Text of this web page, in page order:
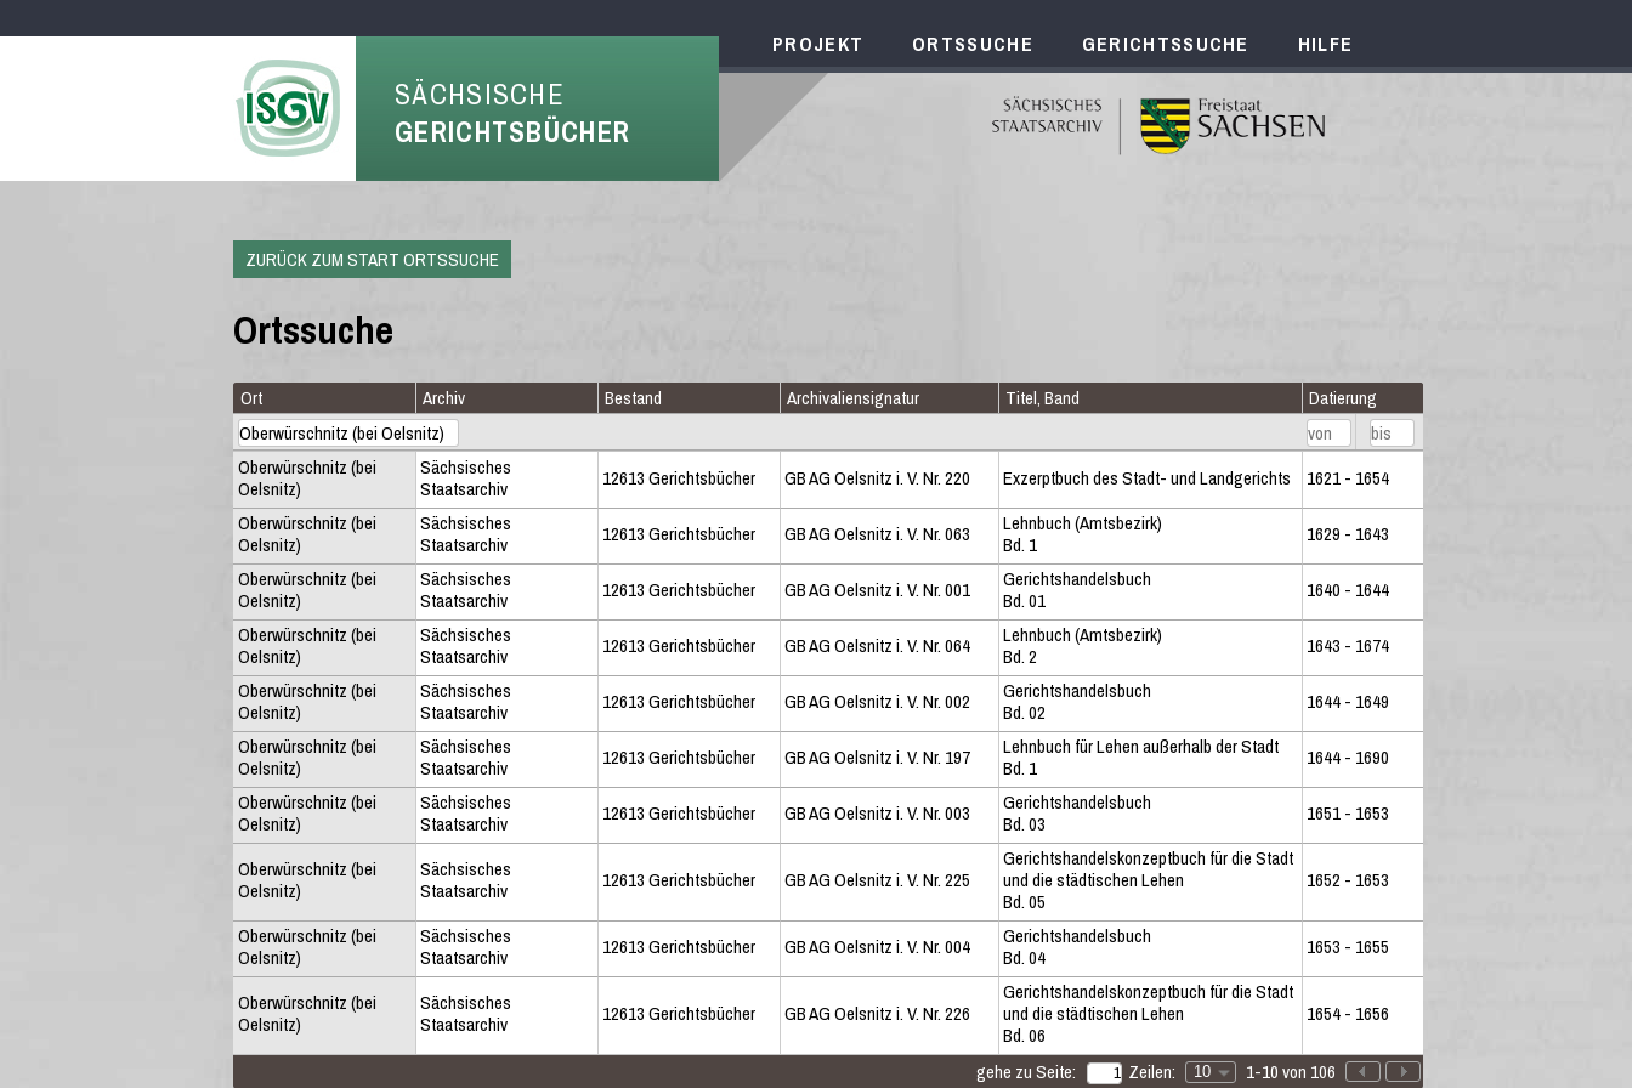
SÄCHSISCHE
GERICHTSBÜCHER
PROJEKT ORTSSUCHE GERICHTSSUCHE HILFE
ZURÜCK ZUM START ORTSSUCHE
Ortssuche
Ort Archiv Bestand Archivaliensignatur Titel, Band Datierung
Oberwürschnitz (bei
Oelsnitz)
Sächsisches
Staatsarchiv
12613 Gerichtsbücher GB AG Oelsnitz i. V. Nr. 220 Exzerptbuch des Stadt- und Landgerichts
1621 - 1654
Oberwürschnitz (bei
Oelsnitz)
Sächsisches
Staatsarchiv
12613 Gerichtsbücher GB AG Oelsnitz i. V. Nr. 063
Lehnbuch (Amtsbezirk)
Bd. 1
1629 - 1643
Oberwürschnitz (bei
Oelsnitz)
Sächsisches
Staatsarchiv
12613 Gerichtsbücher GB AG Oelsnitz i. V. Nr. 001
Gerichtshandelsbuch
Bd. 01
1640 - 1644
Oberwürschnitz (bei
Oelsnitz)
Sächsisches
Staatsarchiv
12613 Gerichtsbücher GB AG Oelsnitz i. V. Nr. 064
Lehnbuch (Amtsbezirk)
Bd. 2
1643 - 1674
Oberwürschnitz (bei
Oelsnitz)
Sächsisches
Staatsarchiv
12613 Gerichtsbücher GB AG Oelsnitz i. V. Nr. 002
Gerichtshandelsbuch
Bd. 02
1644 - 1649
Oberwürschnitz (bei
Oelsnitz)
Sächsisches
Staatsarchiv
12613 Gerichtsbücher GB AG Oelsnitz i. V. Nr. 197
Lehnbuch für Lehen außerhalb der Stadt
Bd. 1
1644 - 1690
Oberwürschnitz (bei
Oelsnitz)
Sächsisches
Staatsarchiv
12613 Gerichtsbücher GB AG Oelsnitz i. V. Nr. 003
Gerichtshandelsbuch
Bd. 03
1651 - 1653
Oberwürschnitz (bei
Oelsnitz)
Sächsisches
Staatsarchiv
12613 Gerichtsbücher GB AG Oelsnitz i. V. Nr. 225
Gerichtshandelskonzeptbuch für die Stadt
und die städtischen Lehen
Bd. 05
1652 - 1653
Oberwürschnitz (bei
Oelsnitz)
Sächsisches
Staatsarchiv
12613 Gerichtsbücher GB AG Oelsnitz i. V. Nr. 004
Gerichtshandelsbuch
Bd. 04
1653 - 1655
Oberwürschnitz (bei
Oelsnitz)
Sächsisches
Staatsarchiv
12613 Gerichtsbücher GB AG Oelsnitz i. V. Nr. 226
Gerichtshandelskonzeptbuch für die Stadt
und die städtischen Lehen
Bd. 06
1654 - 1656
1-10 von 106
10
Zeilen:
gehe zu Seite: